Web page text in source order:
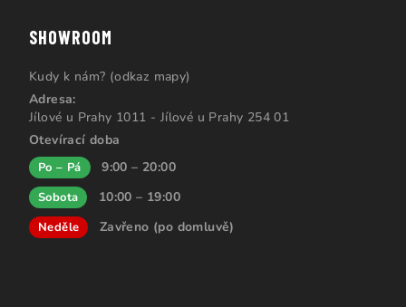
SHOWROOM
Kudy k nám? (odkaz mapy)
Adresa:
Jílové u Prahy 1011 - Jílové u Prahy 254 01
Otevírací doba
Po – Pá 9:00 – 20:00
Sobota 10:00 – 19:00
Neděle Zavřeno (po domluvě)